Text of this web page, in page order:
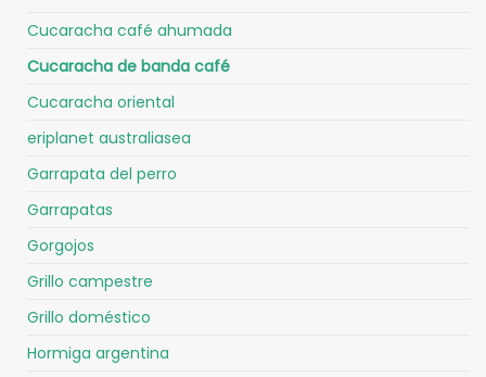
Cucaracha café ahumada
Cucaracha de banda café
Cucaracha oriental
eriplanet australiasea
Garrapata del perro
Garrapatas
Gorgojos
Grillo campestre
Grillo doméstico
Hormiga argentina